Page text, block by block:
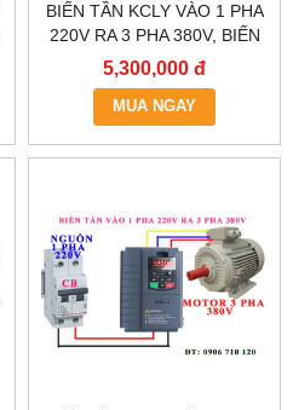
BIẾN TẦN KCLY VÀO 1 PHA
220V RA 3 PHA 380V, BIẾN
TẦN KCLY KOC600-
3R7GT3-B
5,300,000 đ
MUA NGAY